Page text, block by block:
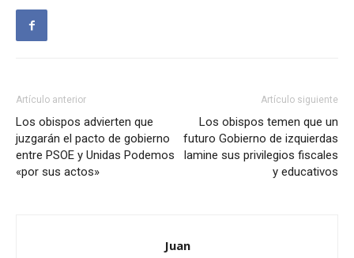
Artículo anterior
Los obispos advierten que
juzgarán el pacto de gobierno
entre PSOE y Unidas Podemos
«por sus actos»
Artículo siguiente
Los obispos temen que un
futuro Gobierno de izquierdas
lamine sus privilegios fiscales
y educativos
Juan